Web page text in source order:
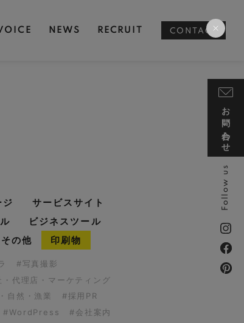
NEWS RECRUIT CONTACT
ジ
サービスサイト
ビジネスツール
その他 印刷物
#写真撮影
・代理店・マーケティング
自然・漁業
#採用PR
#WordPress
#会社案内
お問い合わせ
Follow us